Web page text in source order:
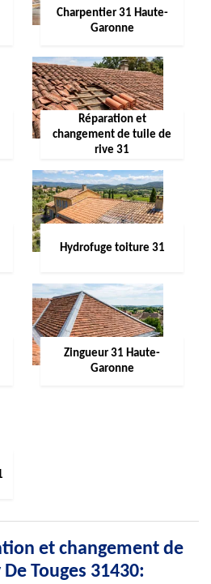
Charpentier 31 Haute-
Garonne
Réparation et
changement de tuile de
rive 31
Hydrofuge toiture 31
Zingueur 31 Haute-
Garonne
et changement de
Touges 31430: